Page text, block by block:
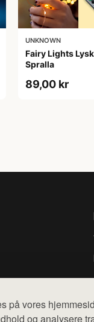
på vores
og analysere
UNKNOWN
Fairy Lights
Spralla
89,00 kr